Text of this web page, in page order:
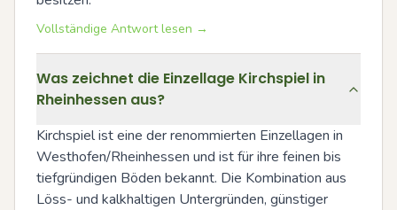
Vollständige Antwort lesen →
Was zeichnet die Einzellage Kirchspiel in
Rheinhessen aus?
Kirchspiel ist eine der renommierten Einzellagen in
Westhofen/Rheinhessen und ist für ihre feinen bis
tiefgründigen Böden bekannt. Die Kombination aus
Löss- und kalkhaltigen Untergründen, günstiger